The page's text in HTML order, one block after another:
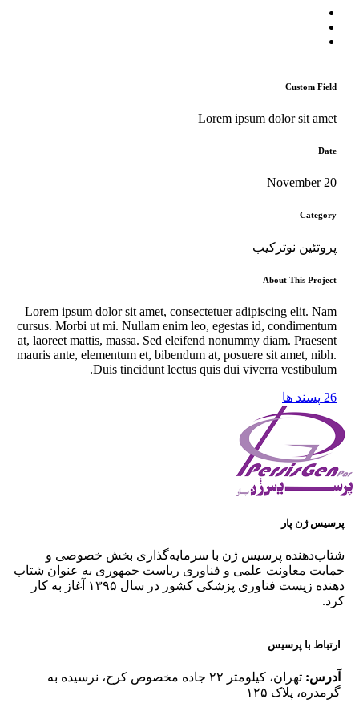
Custom Field
Lorem ipsum dolor sit amet
Date
20 November
Category
پروتئین نوترکیب
About This Project
Lorem ipsum dolor sit amet, consectetuer adipiscing elit. Nam
cursus. Morbi ut mi. Nullam enim leo, egestas id, condimentum
at, laoreet mattis, massa. Sed eleifend nonummy diam. Praesent
mauris ante, elementum et, bibendum at, posuere sit amet, nibh.
Duis tincidunt lectus quis dui viverra vestibulum.
26 پسند ها
پرسیس ژن پار
شتاب‌دهنده پرسیس ژن با سرمایه‌گذاری بخش خصوصی و
حمایت معاونت علمی و فناوری ریاست جمهوری به عنوان شتاب
دهنده زیست فناوری پزشکی کشور در سال ۱۳۹۵ آغاز به کار
کرد.
ارتباط با پرسیس
آدرس:
تهران، کیلومتر ۲۲ جاده مخصوص کرج، نرسیده به
گرمدره، پلاک ۱۲۵